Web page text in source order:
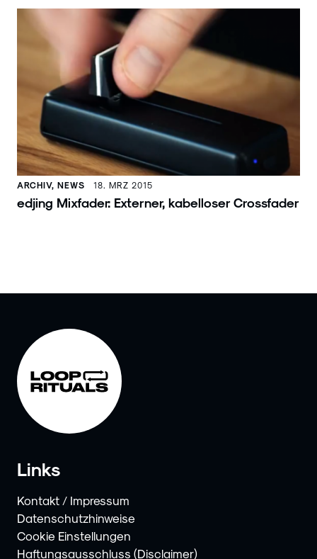
ARCHIV, NEWS 18. MRZ 2015
edjing Mixfader: Externer, kabelloser Crossfader
Links
Kontakt / Impressum
Datenschutzhinweise
Cookie Einstellungen
Haftungsausschluss (Disclaimer)